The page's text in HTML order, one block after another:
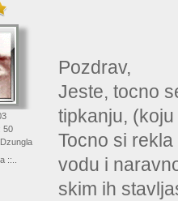
::..
Pozdrav,
Jeste, tocno
tipkanju,
Tocno si
vodu i
skim ih